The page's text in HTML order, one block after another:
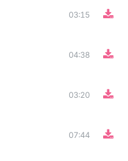
03:15
04:38
03:20
07:44